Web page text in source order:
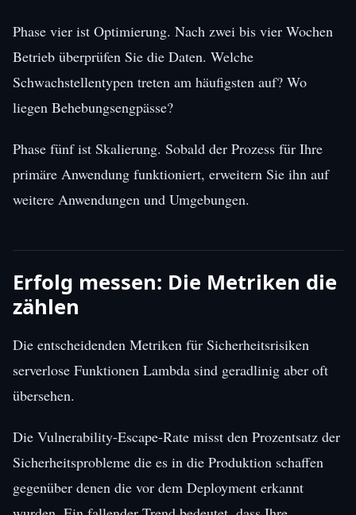
Phase vier ist Optimierung. Nach zwei bis vier Wochen
Betrieb überprüfen Sie die Daten. Welche
Schwachstellentypen treten am häufigsten auf? Wo
liegen Behebungsengpässe?
Phase fünf ist Skalierung. Sobald der Prozess für Ihre
primäre Anwendung funktioniert, erweitern Sie ihn auf
weitere Anwendungen und Umgebungen.
Erfolg messen: Die Metriken die
zählen
Die entscheidenden Metriken für Sicherheitsrisiken
serverlose Funktionen Lambda sind geradlinig aber oft
übersehen.
Die Vulnerability-Escape-Rate misst den Prozentsatz der
Sicherheitsprobleme die es in die Produktion schaffen
gegenüber denen die vor dem Deployment erkannt